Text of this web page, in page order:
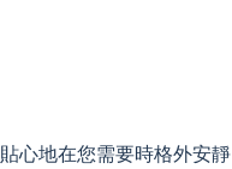
貼心地在您需要時格外安靜